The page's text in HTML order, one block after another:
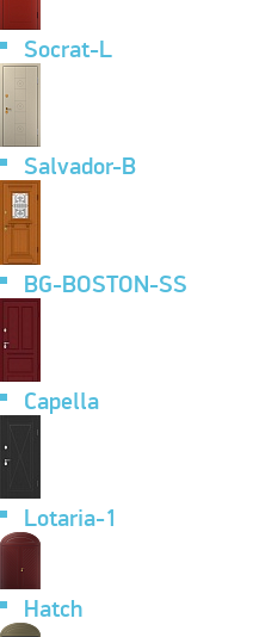
Socrat-L
Salvador-B
BG-BOSTON-SS
Capella
Lotaria-1
Hatch